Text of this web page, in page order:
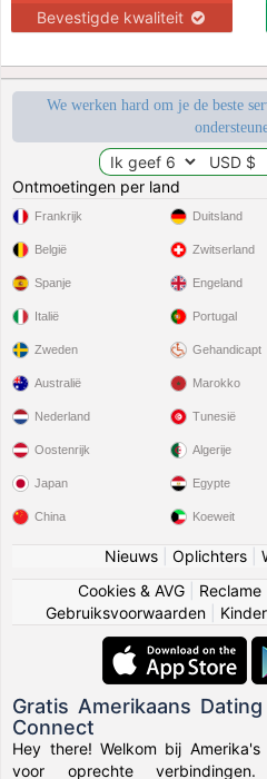
Bevestigde kwaliteit
We werken hard om je de beste
Ontmoetingen per land
Frankrijk
België
Spanje
Italië
Zweden
Duitsland
Zwitserland
Engeland
Portugal
Gehandicapt
Australië
Nederland
Oostenrijk
Japan
China
Marokko
Tunesië
Algerije
Egypte
Koeweit
Nieuws| Oplichters|
Cookies & AVG
Reclame
Gebruiksvoorwaarden
Gratis Amerikaans
Connect
Hey there! Welkom bij
voor oprechte verbindingen.